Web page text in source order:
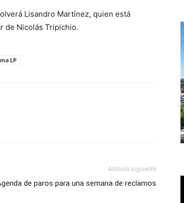
Lisandro Martínez, quien está
de Nicolás Tripichio.
LP
Artículo siguiente
de paros para una semana de reclamos